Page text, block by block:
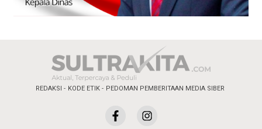
REDAKSI KODE ETIK PEDOMAN PEMBERITAAN MEDIA SIBER